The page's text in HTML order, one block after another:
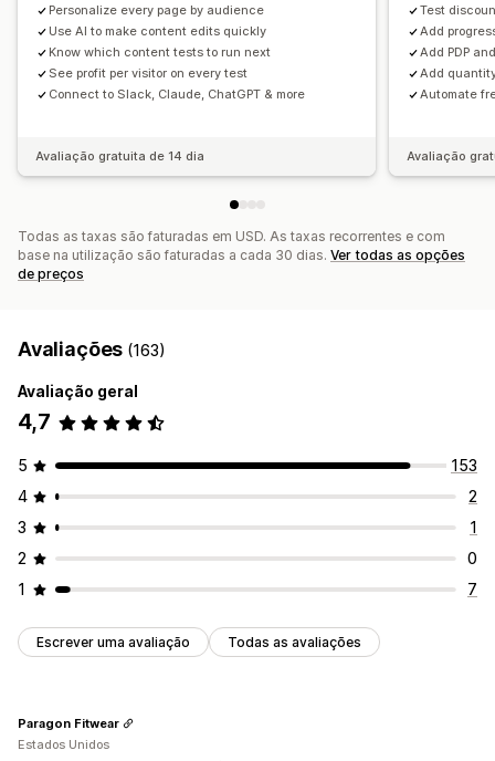
Personalize every page by audience
Use AI to make content edits quickly
Know which content tests to run next
See profit per visitor on every test
Connect to Slack, Claude, ChatGPT & more
Avaliação gratuita de 14 dia
Test
Add
Add PDP
Add
Automate
Avaliação
Todas as taxas são faturadas em USD. As taxas recorrentes e com
base na utilização são faturadas a cada 30 dias. Ver todas as opções
de preços
Avaliações (163)
Avaliação geral
4,7
5
153
4
2
3
1
2
0
1
7
Escrever uma avaliação Todas as avaliações
Paragon Fitwear
Estados Unidos